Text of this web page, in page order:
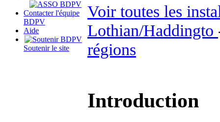
Contacter l'équipe
BDPV
Aide
Soutenir le site
Voir toutes les
Lothian/Haddingto
régions
Introduction